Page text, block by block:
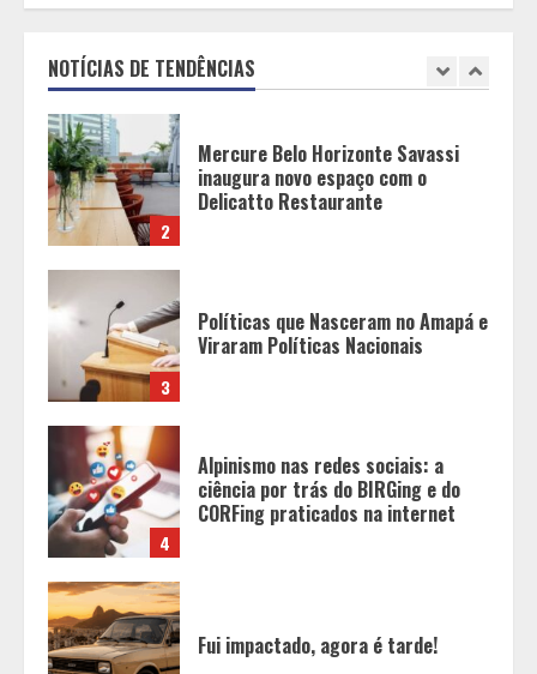
NOTÍCIAS DE TENDÊNCIAS
2
3
Políticas que Nasceram no Amapá e
Viraram Políticas Nacionais
4
Alpinismo nas redes sociais: a
ciência por trás do BIRGing e do
CORFing praticados na internet
5
Fui impactado, agora é tarde!
perfeitos” da internet: Como a
busca por uma criação idealizada